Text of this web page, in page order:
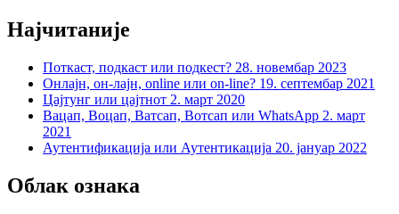
Најчитаније
Поткаст, подкаст или подкест? 28. новембар 2023
Онлајн, он-лајн, online или on-line? 19. септембар 2021
Цајтунг или цајтнот 2. март 2020
Вацап, Воцап, Ватсап, Вотсап или WhatsApp 2. март
2021
Аутентификација или Аутентикација 20. јануар 2022
Облак ознака